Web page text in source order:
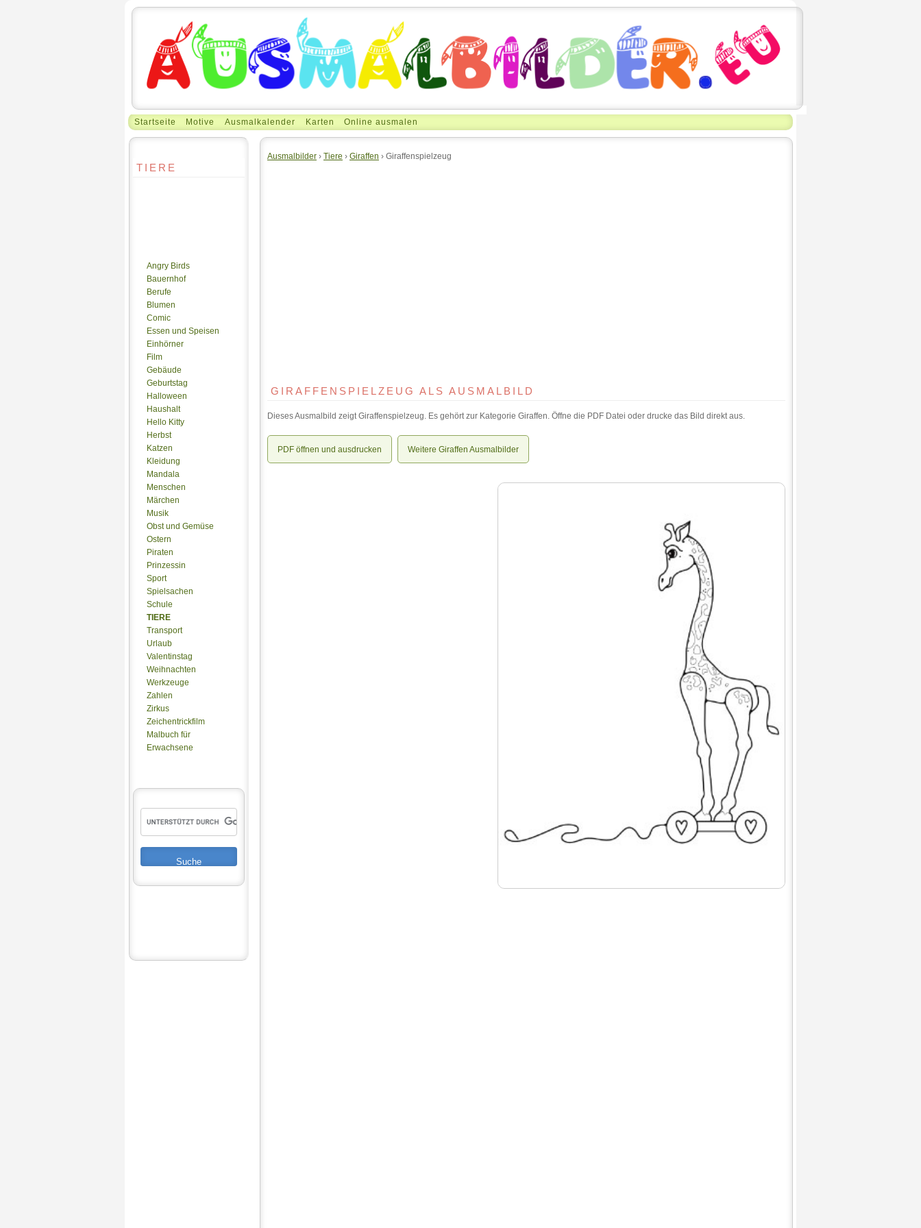
Startseite Motive Ausmalkalender Karten Online ausmalen
TIERE
Angry Birds
Bauernhof
Berufe
Blumen
Comic
Essen und Speisen
Einhörner
Film
Gebäude
Geburtstag
Halloween
Haushalt
Hello Kitty
Herbst
Katzen
Kleidung
Mandala
Menschen
Märchen
Musik
Obst und Gemüse
Ostern
Piraten
Prinzessin
Sport
Spielsachen
Schule
TIERE
Transport
Urlaub
Valentinstag
Weihnachten
Werkzeuge
Zahlen
Zirkus
Zeichentrickfilm
Malbuch für
Erwachsene
Ausmalbilder › Tiere › Giraffen › Giraffenspielzeug
GIRAFFENSPIELZEUG ALS AUSMALBILD
Dieses Ausmalbild zeigt Giraffenspielzeug. Es gehört zur Kategorie Giraffen. Öffne die PDF Datei oder drucke das Bild direkt aus.
PDF öffnen und ausdrucken Weitere Giraffen Ausmalbilder